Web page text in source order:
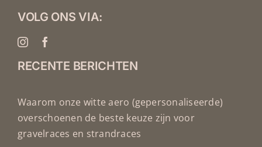
VOLG ONS VIA:
RECENTE BERICHTEN
Waarom onze witte aero (gepersonaliseerde)
overschoenen de beste keuze zijn voor
gravelraces en strandraces